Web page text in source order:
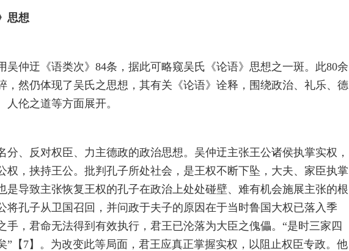
思想
吴仲迂《语类次》84条，据此可略窥吴氏《论语》思想之一斑。此80余
，然仍体现了吴氏之思想，其有关《论语》诠释，围绕政治、礼乐、德
伦之道等方面展开。
分、反对权臣、力主德政的政治思想。吴仲迂主张王公诸侯执掌实权，
权，挟持王公。批判孔子所处社会，是王权不断下坠，大夫、家臣执掌
是导致主张恢复王权的孔子在政治上处处碰壁、难有机会施展主张的根
将孔子从卫国召回，并问政于夫子的原因在于当时鲁国大权已落入季
手，君命无法得到有效执行，君王已沦落为大臣之傀儡。“是时三家四
”【7】。为改变此等局面，君王应真正掌握实权，以阻止权臣专政。他